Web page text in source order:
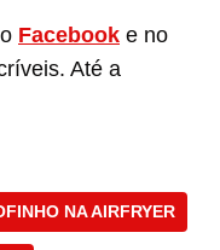
Facebook e no
Até a
NA AIRFRYER